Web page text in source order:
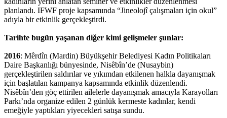
planlandı. IFWF proje kapsamında “Jineolojî çalışmaları için okul”
adıyla bir etkinlik gerçekleştirdi.
Tarihte bugün yaşanan diğer kimi gelişmeler şunlar:
2016: Mêrdîn (Mardin) Büyükşehir Belediyesi Kadın Politikaları
Daire Başkanlığı bünyesinde, Nisêbîn’de (Nusaybin)
gerçekleştirilen saldırılar ve yıkımdan etkilenen halkla dayanışmak
için başlatılan kampanya kapsamında etkinlik düzenlendi.
Nisêbîn’den göç ettirilen ailelerle dayanışmak amacıyla Karayolları
Parkı’nda organize edilen 2 günlük kermeste kadınlar, kendi
emeğiyle yaptıkları yiyecekleri satışa sundu.